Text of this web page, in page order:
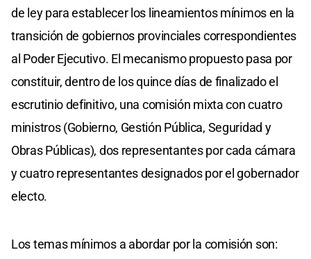
de ley para establecer los lineamientos mínimos en la
transición de gobiernos provinciales correspondientes
al Poder Ejecutivo. El mecanismo propuesto pasa por
constituir, dentro de los quince días de finalizado el
escrutinio definitivo, una comisión mixta con cuatro
ministros (Gobierno, Gestión Pública, Seguridad y
Obras Públicas), dos representantes por cada cámara
y cuatro representantes designados por el gobernador
electo.
Los temas mínimos a abordar por la comisión son: